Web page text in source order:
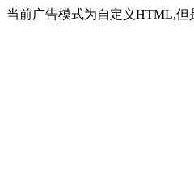
当前广告模式为自定义HTML,